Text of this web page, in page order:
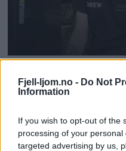
Fjell-ljom.no - Do Not
Information
If you wish to opt-out of the
processing of your
targeted advertising by us,